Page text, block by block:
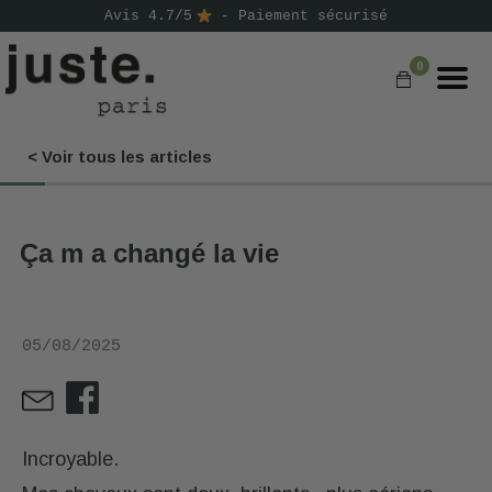
Avis 4.7/5 - Paiement sécurisé
0
< Voir tous les articles
Ça m a changé la vie
05/08/2025
Incroyable.
COMMANDER
NOS GAMMES
D'ESSAI
⭐